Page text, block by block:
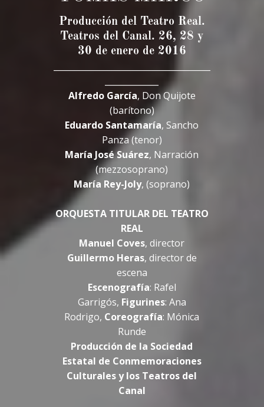
Producción del Teatro Real.
Teatros del Canal. 26, 28 y
30 de enero de 2016
Alfredo García, Don Quijote
(barítono)
Eduardo Santamaría, Sancho
Panza (tenor)
María José Suárez, Narración
(mezzosoprano)
María Rey-Joly, (soprano)
ORQUESTA TITULAR DEL TEATRO
REAL
Manuel Coves, director
Guillermo Heras, director de
escena
Escenografía: Rafel
Garrigós, Figurines: Ana
Rodrigo, Coreografía: Mónica
Runde
Producción de la Sociedad
Estatal de Conmemoraciones
Culturales y los Teatros del
Canal